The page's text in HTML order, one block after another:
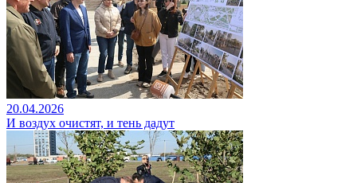
20.04.2026
И воздух очистят, и тень дадут